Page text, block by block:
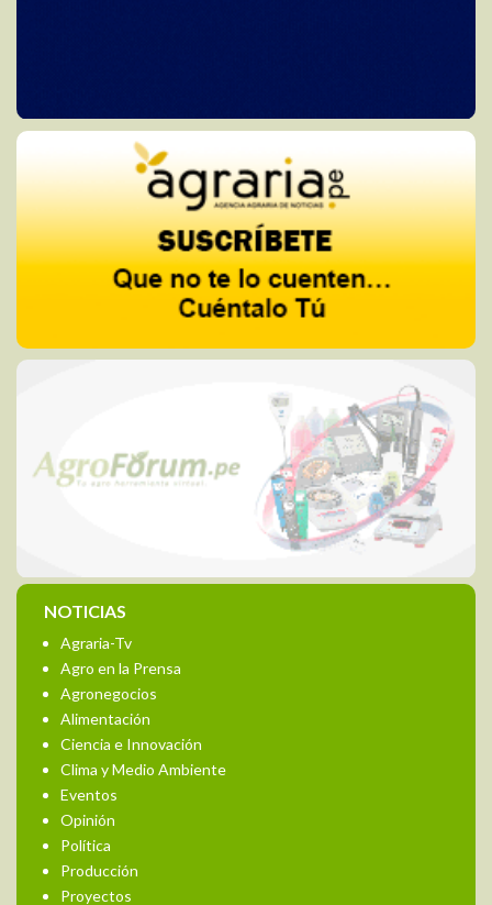
NOTICIAS
Agraria-Tv
Agro en la Prensa
Agronegocios
Alimentación
Ciencia e Innovación
Clima y Medio Ambiente
Eventos
Opinión
Política
Producción
Proyectos